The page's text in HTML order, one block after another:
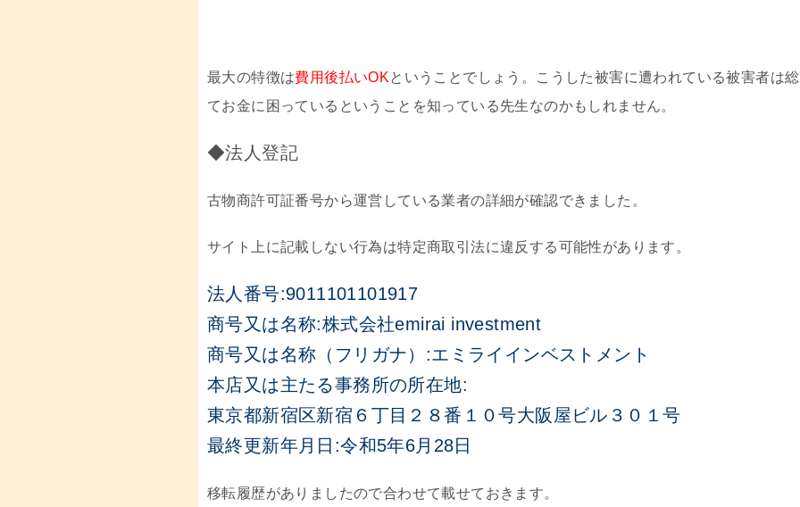
最大の特徴は費用後払いOKということでしょう。こうした被害に遭われている被害者は
てお金に困っているということを知っている先生なのかもしれません。
◆法人登記
古物商許可証番号から運営している業者の詳細が確認できました。
サイト上に記載しない行為は特定商取引法に違反する可能性があります。
法人番号:9011101101917
商号又は名称:株式会社emirai investment
商号又は名称（フリガナ）:エミライインベストメント
本店又は主たる事務所の所在地:
東京都新宿区新宿６丁目２８番１０号大阪屋ビル３０１号
最終更新年月日:令和5年6月28日
移転履歴がありましたので合わせて載せておきます。